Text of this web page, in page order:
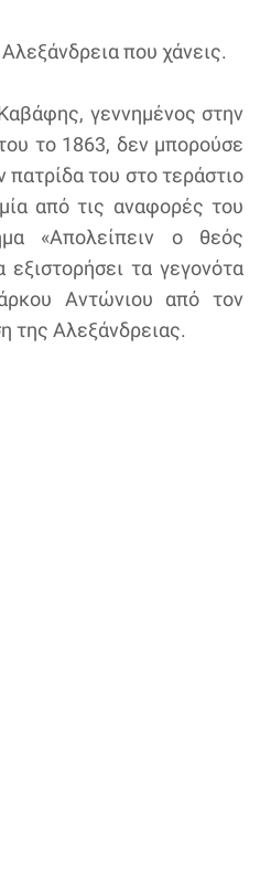
που χάνεις.
γεννημένος στην
το 1863, δεν μπορούσε
πατρίδα του στο τεράστιο
από τις αναφορές του
«Απολείπειν ο θεός
τα γεγονότα
Αντώνιου από τον
της Αλεξάνδρειας.